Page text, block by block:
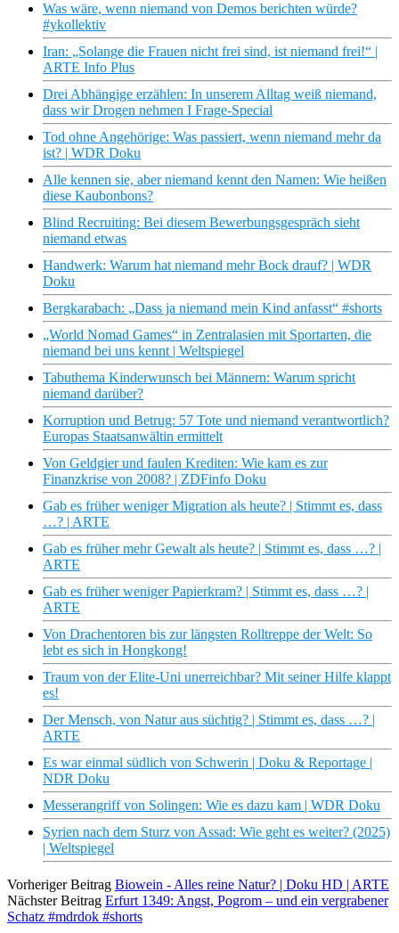
Was wäre, wenn niemand von Demos berichten würde?
#ykollektiv
Iran: „Solange die Frauen nicht frei sind, ist niemand frei!“ |
ARTE Info Plus
Drei Abhängige erzählen: In unserem Alltag weiß niemand,
dass wir Drogen nehmen I Frage-Special
Tod ohne Angehörige: Was passiert, wenn niemand mehr da
ist? | WDR Doku
Alle kennen sie, aber niemand kennt den Namen: Wie heißen
diese Kaubonbons?
Blind Recruiting: Bei diesem Bewerbungsgespräch sieht
niemand etwas
Handwerk: Warum hat niemand mehr Bock drauf? | WDR
Doku
Bergkarabach: „Dass ja niemand mein Kind anfasst“ #shorts
„World Nomad Games“ in Zentralasien mit Sportarten, die
niemand bei uns kennt | Weltspiegel
Tabuthema Kinderwunsch bei Männern: Warum spricht
niemand darüber?
Korruption und Betrug: 57 Tote und niemand verantwortlich?
Europas Staatsanwältin ermittelt
Von Geldgier und faulen Krediten: Wie kam es zur
Finanzkrise von 2008? | ZDFinfo Doku
Gab es früher weniger Migration als heute? | Stimmt es, dass
…? | ARTE
Gab es früher mehr Gewalt als heute? | Stimmt es, dass …? |
ARTE
Gab es früher weniger Papierkram? | Stimmt es, dass …? |
ARTE
Von Drachentoren bis zur längsten Rolltreppe der Welt: So
lebt es sich in Hongkong!
Traum von der Elite-Uni unerreichbar? Mit seiner Hilfe klappt
es!
Der Mensch, von Natur aus süchtig? | Stimmt es, dass …? |
ARTE
Es war einmal südlich von Schwerin | Doku & Reportage |
NDR Doku
Messerangriff von Solingen: Wie es dazu kam | WDR Doku
Syrien nach dem Sturz von Assad: Wie geht es weiter? (2025)
| Weltspiegel
Vorheriger Beitrag Biowein - Alles reine Natur? | Doku HD | ARTE
Nächster Beitrag Erfurt 1349: Angst, Pogrom – und ein vergrabener
Schatz #mdrdok #shorts